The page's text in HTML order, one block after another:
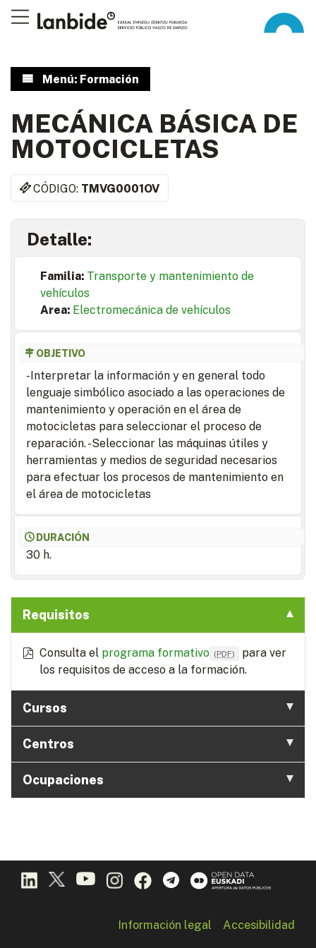
Menú: Formación
MECÁNICA BÁSICA DE
MOTOCICLETAS
CÓDIGO: TMVG0001OV
Detalle:
Familia: Transporte y mantenimiento de
vehículos
Area: Electromecánica de vehículos
OBJETIVO
-Interpretar la información y en general todo
lenguaje simbólico asociado a las operaciones de
mantenimiento y operación en el área de
motocicletas para seleccionar el proceso de
reparación. -Seleccionar las máquinas útiles y
herramientas y medios de seguridad necesarios
para efectuar los procesos de mantenimiento en
el área de motocicletas
DURACIÓN
30 h.
Requisitos
Consulta el programa formativo (PDF)
para ver
los requisitos de acceso a la formación.
Cursos
Centros
Ocupaciones
Información legal Accesibilidad